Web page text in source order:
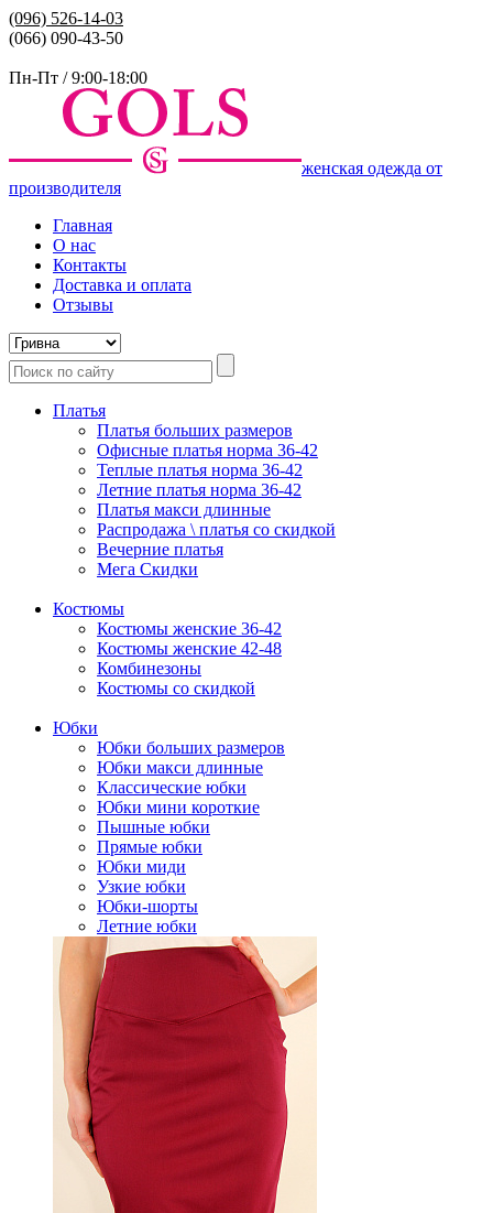
(096) 526-14-03
(066) 090-43-50
Пн-Пт / 9:00-18:00
женская одежда от
производителя
Главная
О нас
Контакты
Доставка и оплата
Отзывы
Платья
Платья больших размеров
Офисные платья норма 36-42
Теплые платья норма 36-42
Летние платья норма 36-42
Платья макси длинные
Распродажа \ платья со скидкой
Вечерние платья
Мега Скидки
Костюмы
Костюмы женские 36-42
Костюмы женские 42-48
Комбинезоны
Костюмы со скидкой
Юбки
Юбки больших размеров
Юбки макси длинные
Классические юбки
Юбки мини короткие
Пышные юбки
Прямые юбки
Юбки миди
Узкие юбки
Юбки-шорты
Летние юбки